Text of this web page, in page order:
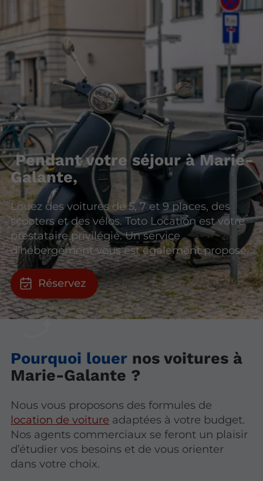
Pendant votre séjour à Marie-
Galante,
Louez des voitures de 5, 7 et 9 places, des
scooters et des vélos. Toto Location est votre
prestataire privilégié. Un service
d’hébergement vous est également proposé.
Réservez
Pourquoi louer nos voitures à
Marie-Galante ?
Nous vous proposons des formules de
location de voiture adaptées à votre budget.
Nos agents commerciaux se feront un plaisir
d’étudier vos besoins et de vous orienter
dans votre choix.